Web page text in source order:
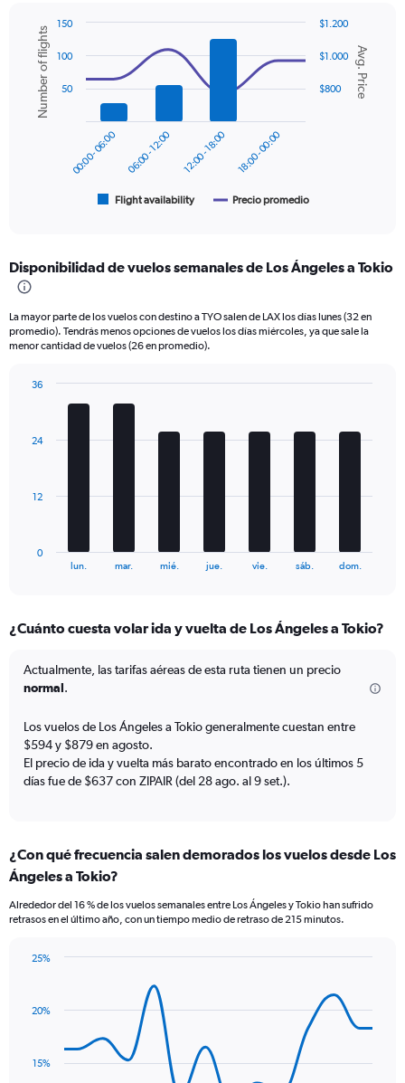
axis
displaying
values.
Range:
Combination
chart
with
data
series.
categories.
Range:
categories.
The
displaying
and
Chart
graphic.
Avg. Price
Number of flights
Flight availability Precio promedio
00:00 - 06:00 06:00 - 12:00 12:00 - 18:00 18:00 - 00:00
$800
$1.000
$1.200
50
100
150
Disponibilidad de vuelos semanales de Los Ángeles a Tokio
La mayor parte de los vuelos con destino a TYO salen de LAX los días lunes (32 en
promedio). Tendrás menos opciones de vuelos los días miércoles, ya que sale la
menor cantidad de vuelos (26 en promedio).
The
Range:
categories.
The
has
1
Y
axis
displaying
to
36.
lun. mar. mié. jue. vie. sáb. dom.
0
12
24
36
¿Cuánto cuesta volar ida y vuelta de Los Ángeles a Tokio?
Actualmente, las tarifas aéreas de esta ruta tienen un precio
normal.
Los vuelos de Los Ángeles a Tokio generalmente cuestan entre
$594 y $879 en agosto.
El precio de ida y vuelta más barato encontrado en los últimos 5
días fue de $637 con ZIPAIR (del 28 ago. al 9 set.).
¿Con qué frecuencia salen demorados los vuelos desde Los
Ángeles a Tokio?
Alrededor del 16 % de los vuelos semanales entre Los Ángeles y Tokio han sufrido
retrasos en el último año, con un tiempo medio de retraso de 215 minutos.
with
14
15%
20%
25%